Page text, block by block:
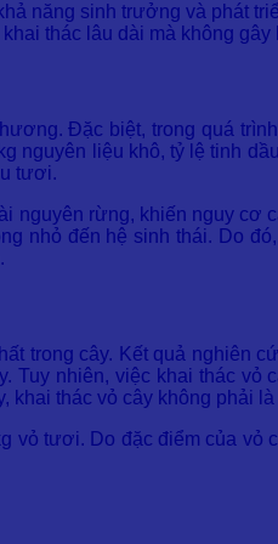
năng sinh trưởng và phát
thác lâu dài mà không gây
Đặc biệt, trong quá
nguyên liệu khô, tỷ lệ tinh
tươi.
nguyên rừng, khiến nguy cơ
nhỏ đến hệ sinh thái. Do
trong cây. Kết quả nghiên
nhiên, việc khai thác vỏ
thác vỏ cây không phải
tươi. Do đặc điểm của